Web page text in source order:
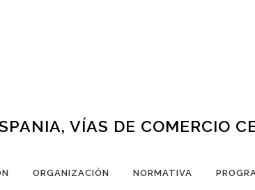
VÍAS DE COMERCIO
ORGANIZACIÓN NORMATIVA